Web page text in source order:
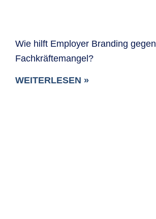
Wie hilft Employer Branding gegen
Fachkräftemangel?
WEITERLESEN »